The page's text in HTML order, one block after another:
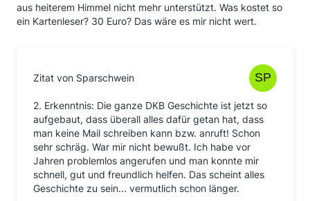
aus heiterem Himmel nicht mehr unterstützt. Was kostet so
ein Kartenleser? 30 Euro? Das wäre es mir nicht wert.
Zitat von Sparschwein
2. Erkenntnis: Die ganze DKB Geschichte ist jetzt so
aufgebaut, dass überall alles dafür getan hat, dass
man keine Mail schreiben kann bzw. anruft! Schon
sehr schräg. War mir nicht bewußt. Ich habe vor
Jahren problemlos angerufen und man konnte mir
schnell, gut und freundlich helfen. Das scheint alles
Geschichte zu sein... vermutlich schon länger.